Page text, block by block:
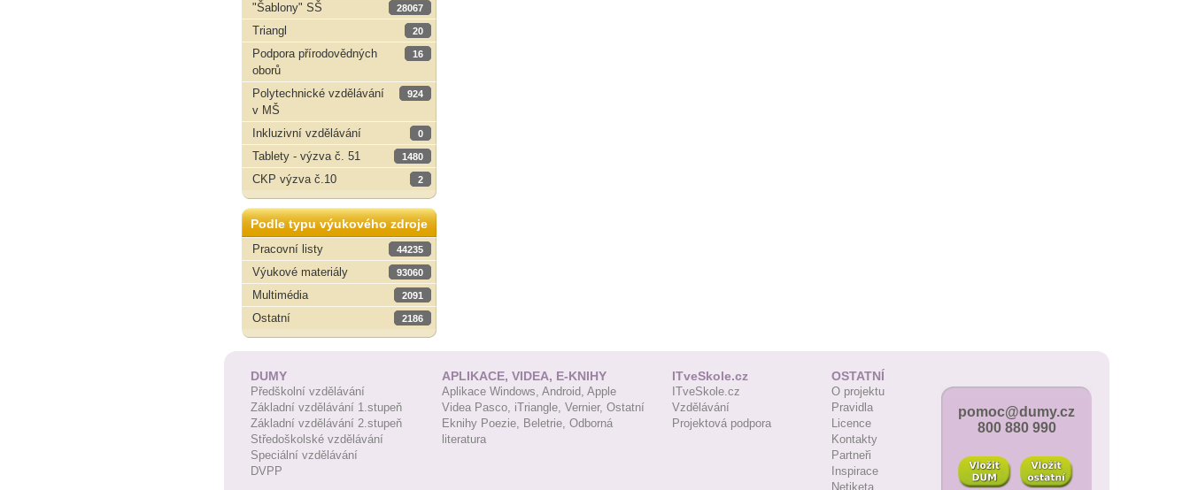
"Šablony" SŠ 28067
Triangl 20
Podpora přírodovědných
oborů
16
Polytechnické vzdělávání
v MŠ
924
Inkluzivní vzdělávání 0
Tablety - výzva č. 51 1480
CKP výzva č.10 2
Podle typu výukového zdroje
Pracovní listy
44235
Výukové materiály 93060
Multimédia 2091
Ostatní 2186
DUMY
Předškolní vzdělávání
Základní vzdělávání 1.stupeň
Základní vzdělávání 2.stupeň
Středoškolské vzdělávání
Speciální vzdělávání
DVPP
APLIKACE, VIDEA, E-KNIHY
Aplikace Windows, Android, Apple
Videa Pasco, iTriangle, Vernier, Ostatní
Eknihy Poezie, Beletrie, Odborná
literatura
ITveSkole.cz
ITveSkole.cz
Vzdělávání
Projektová podpora
OSTATNÍ
O projektu
Pravidla
Licence
Kontakty
Partneři
Inspirace
Netiketa
pomoc@dumy.cz
800 880 990